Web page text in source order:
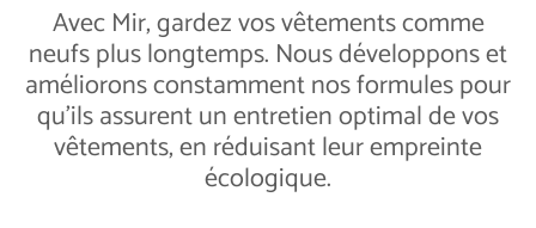
Avec Mir, gardez vos vêtements comme
neufs plus longtemps. Nous développons et
améliorons constamment nos formules pour
qu'ils assurent un entretien optimal de vos
vêtements, en réduisant leur empreinte
écologique.